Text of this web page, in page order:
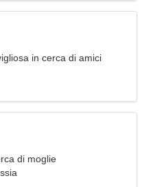
in cerca di amici
di moglie